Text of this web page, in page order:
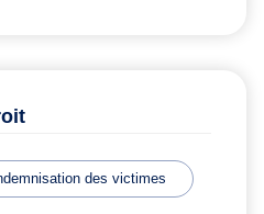
des victimes